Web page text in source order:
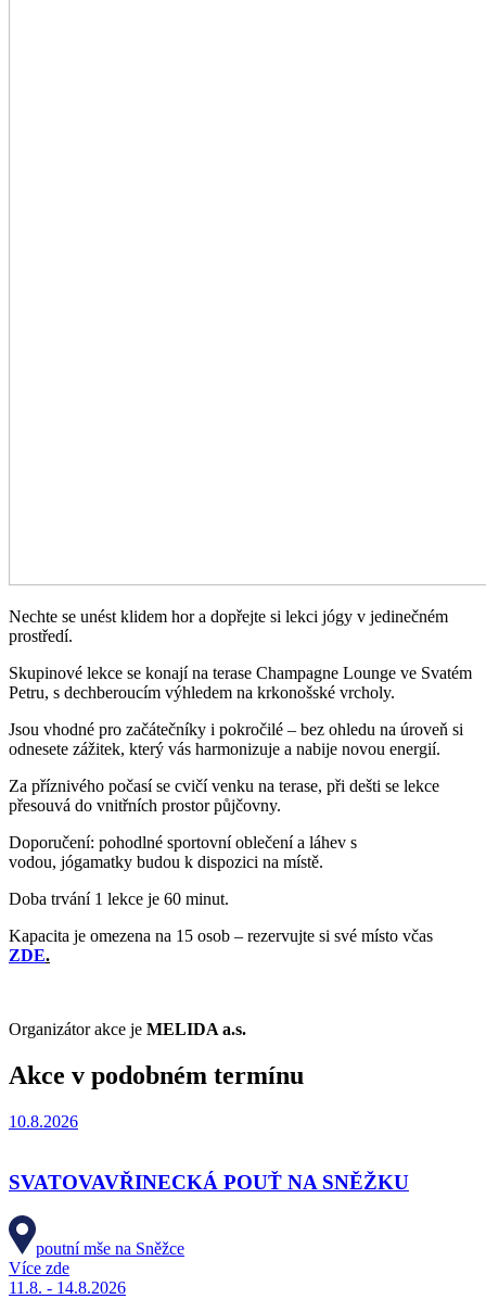
Nechte se unést klidem hor a dopřejte si lekci jógy v jedinečném
prostředí.
Skupinové lekce se konají na terase Champagne Lounge ve Svatém
Petru, s dechberoucím výhledem na krkonošské vrcholy.
Jsou vhodné pro začátečníky i pokročilé – bez ohledu na úroveň si
odnesete zážitek, který vás harmonizuje a nabije novou energií.
Za příznivého počasí se cvičí venku na terase, při dešti se lekce
přesouvá do vnitřních prostor půjčovny.
Doporučení: pohodlné sportovní oblečení a láhev s
vodou, jógamatky budou k dispozici na místě.
Doba trvání 1 lekce je 60 minut.
Kapacita je omezena na 15 osob – rezervujte si své místo včas
ZDE.
Organizátor akce je MELIDA a.s.
Akce v podobném termínu
10.8.2026
SVATOVAVŘINECKÁ POUŤ NA SNĚŽKU
poutní mše na Sněžce
Více zde
11.8. - 14.8.2026